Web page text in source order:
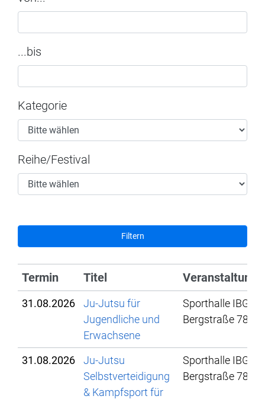
...bis
Kategorie
Reihe/Festival
Filtern
Termin Titel
31.08.2026
Ju-Jutsu für
Jugendliche und
Erwachsene
Sporthalle IBG,
Bergstraße 78
31.08.2026
Ju-Jutsu
Selbstverteidigung
& Kampfsport für
Sporthalle IBG,
Bergstraße 78